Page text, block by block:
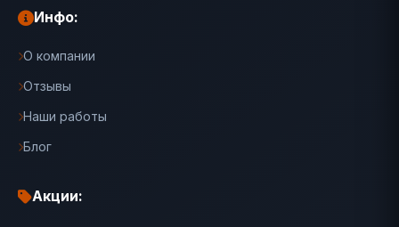
Инфо:
О компании
Отзывы
Наши работы
Блог
Акции: